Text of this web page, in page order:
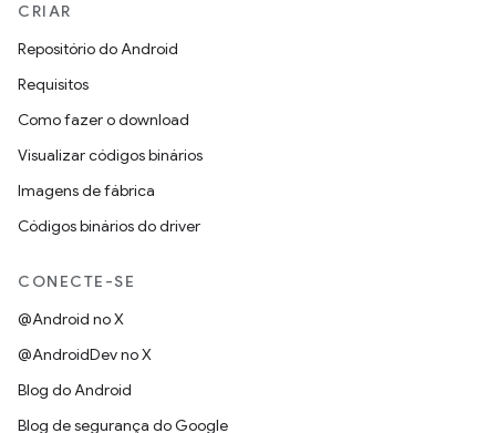
CRIAR
Repositório do Android
Requisitos
Como fazer o download
Visualizar códigos binários
Imagens de fábrica
Códigos binários do driver
CONECTE-SE
@Android no X
@AndroidDev no X
Blog do Android
Blog de segurança do Google